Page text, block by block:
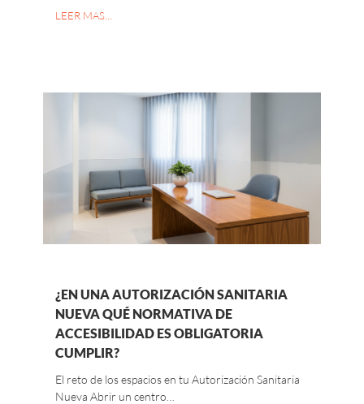
LEER MAS…
¿EN UNA AUTORIZACIÓN SANITARIA
NUEVA QUÉ NORMATIVA DE
ACCESIBILIDAD ES OBLIGATORIA
CUMPLIR?
El reto de los espacios en tu Autorización Sanitaria
Nueva Abrir un centro…